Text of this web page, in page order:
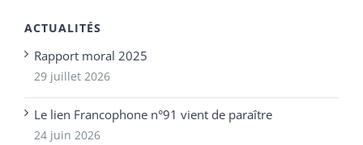
ACTUALITÉS
Rapport moral 2025
29 juillet 2026
Le lien Francophone n°91 vient de paraître
24 juin 2026